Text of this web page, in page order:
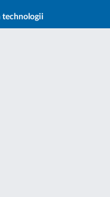
technologii